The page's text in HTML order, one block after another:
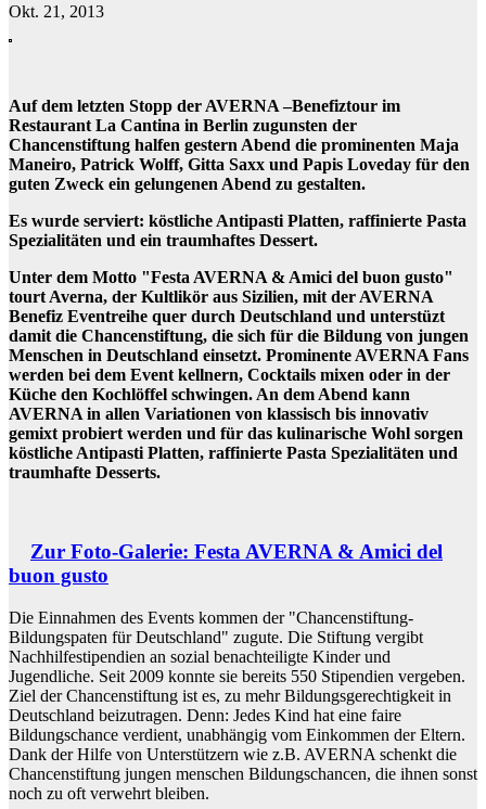
Okt. 21, 2013
Auf dem letzten Stopp der AVERNA –Benefiztour im
Restaurant La Cantina in Berlin zugunsten der
Chancenstiftung halfen gestern Abend die prominenten Maja
Maneiro, Patrick Wolff, Gitta Saxx und Papis Loveday für den
guten Zweck ein gelungenen Abend zu gestalten.
Es wurde serviert: köstliche Antipasti Platten, raffinierte Pasta
Spezialitäten und ein traumhaftes Dessert.
Unter dem Motto "Festa AVERNA & Amici del buon gusto"
tourt Averna, der Kultlikör aus Sizilien, mit der AVERNA
Benefiz Eventreihe quer durch Deutschland und unterstüzt
damit die Chancenstiftung, die sich für die Bildung von jungen
Menschen in Deutschland einsetzt. Prominente AVERNA Fans
werden bei dem Event kellnern, Cocktails mixen oder in der
Küche den Kochlöffel schwingen. An dem Abend kann
AVERNA in allen Variationen von klassisch bis innovativ
gemixt probiert werden und für das kulinarische Wohl sorgen
köstliche Antipasti Platten, raffinierte Pasta Spezialitäten und
traumhafte Desserts.
Zur Foto-Galerie: Festa AVERNA & Amici del
buon gusto
Die Einnahmen des Events kommen der "Chancenstiftung-
Bildungspaten für Deutschland" zugute. Die Stiftung vergibt
Nachhilfestipendien an sozial benachteiligte Kinder und
Jugendliche. Seit 2009 konnte sie bereits 550 Stipendien vergeben.
Ziel der Chancenstiftung ist es, zu mehr Bildungsgerechtigkeit in
Deutschland beizutragen. Denn: Jedes Kind hat eine faire
Bildungschance verdient, unabhängig vom Einkommen der Eltern.
Dank der Hilfe von Unterstützern wie z.B. AVERNA schenkt die
Chancenstiftung jungen menschen Bildungschancen, die ihnen sonst
noch zu oft verwehrt bleiben.